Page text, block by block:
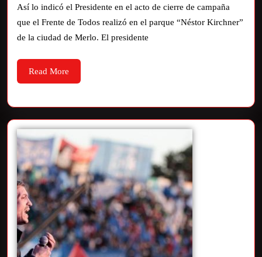
Así lo indicó el Presidente en el acto de cierre de campaña
que el Frente de Todos realizó en el parque “Néstor Kirchner”
de la ciudad de Merlo. El presidente
Read More